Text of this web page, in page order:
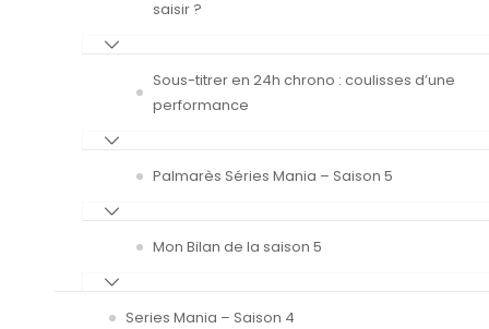
saisir ?
Sous-titrer en 24h chrono : coulisses d’une
performance
Palmarès Séries Mania – Saison 5
Mon Bilan de la saison 5
Series Mania – Saison 4